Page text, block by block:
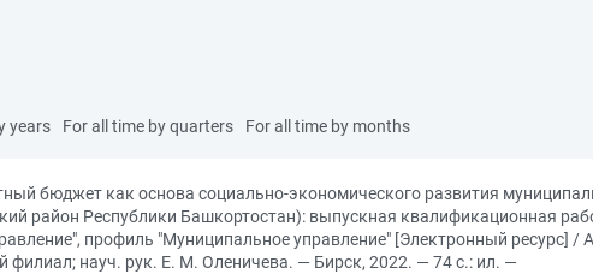
years For all time by quarters For all time by months
бюджет как основа социально-экономического развития
район Республики Башкортостан): выпускная квалификационная
профиль "Муниципальное управление" [Электронный ресурс]
филиал; науч. рук. Е. М. Оленичева. — Бирск, 2022. — 74 с.: ил. —